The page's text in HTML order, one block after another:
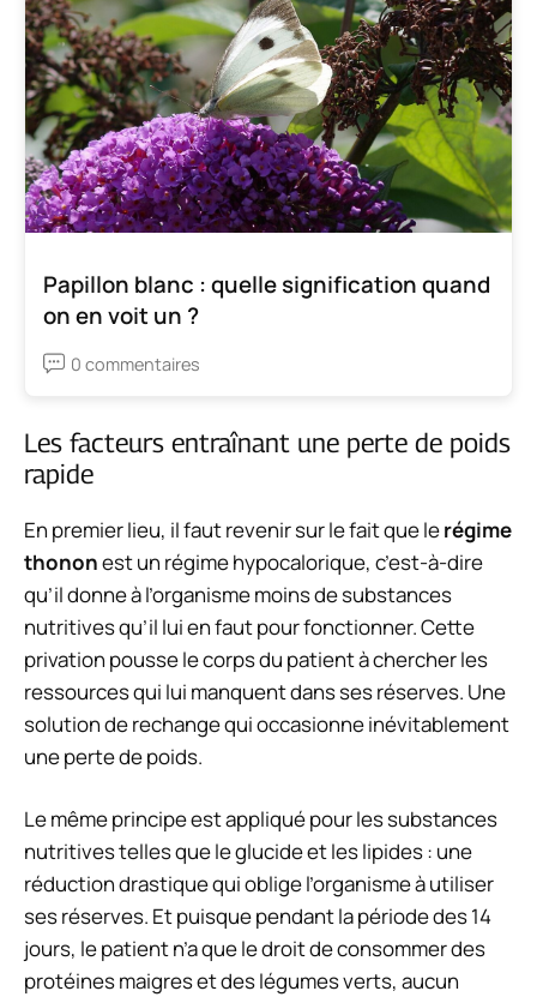
Papillon blanc : quelle signification quand
on en voit un ?
0 commentaires
Les facteurs entraînant une perte de poids
rapide
En premier lieu, il faut revenir sur le fait que lerégime
thononest un régime hypocalorique, c’est-à-dire
qu’il donne à l’organisme moins de substances
nutritives qu’il lui en faut pour fonctionner.Cette
privation pousse le corps du patient à chercher les
ressources qui lui manquent dans ses réserves. Une
solution de rechange qui occasionne inévitablement
une perte de poids.
Le même principe est appliqué pour les substances
nutritives telles que le glucide et les lipides : une
réduction drastique qui oblige l’organisme à utiliser
ses réserves. Et puisque pendant la période des 14
jours, le patient n’a que le droit de consommer des
protéines maigres et des légumes verts, aucun